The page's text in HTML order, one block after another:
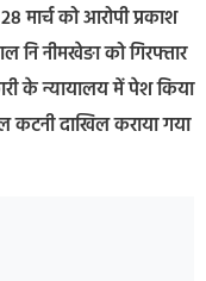
मार्च को आरोपी प्रकाश
नि नीमखेङा को गिरफ्तार
के न्यायालय में पेश किया
कटनी दाखिल कराया गया